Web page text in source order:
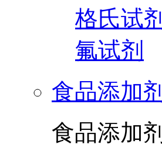
格氏试剂
氟试剂
食品添加剂
食品添加剂